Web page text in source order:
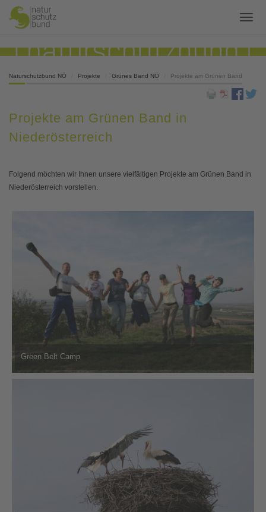
Naturschutzbund NÖ Projekte Grünes Band NÖ Projekte am Grünen Band
Projekte am Grünen Band in
Niederösterreich
Folgend möchten wir Ihnen unsere vielfältigen Projekte am Grünen Band in
Niederösterreich vorstellen.
Green Belt Camp